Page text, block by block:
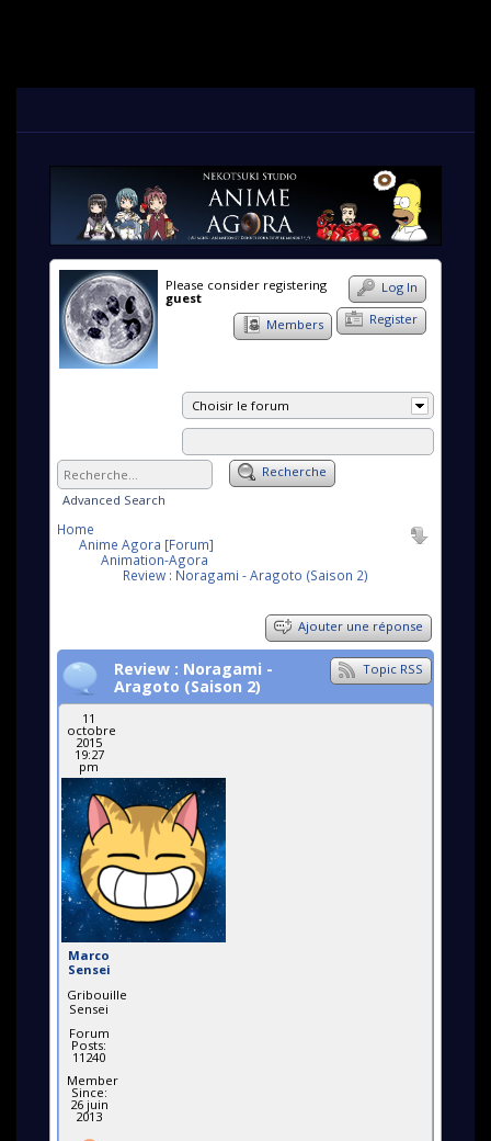
Please consider registering
guest
Log In
Register
Members
Choisir le forum
Recherche
Advanced Search
Home
Anime Agora [Forum]
Animation-Agora
Review : Noragami - Aragoto (Saison 2)
Ajouter une réponse
Topic RSS
Review : Noragami -
Aragoto (Saison 2)
11
octobre
2015
19:27
pm
Marco
Sensei
Gribouille
Sensei
Forum
Posts:
11240
Member
Since:
26 juin
2013